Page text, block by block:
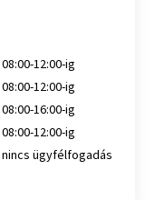
08:00-12:00-ig
08:00-12:00-ig
08:00-16:00-ig
08:00-12:00-ig
nincs ügyfélfogadás